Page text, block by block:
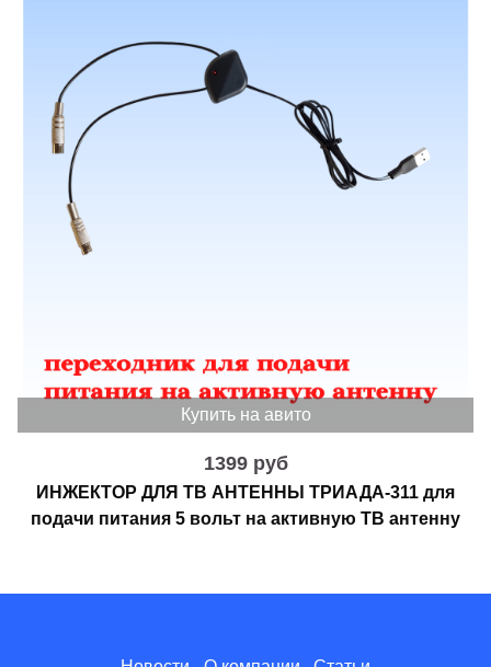
Купить на авито
1399 руб
ИНЖЕКТОР ДЛЯ ТВ АНТЕННЫ ТРИАДА-311 для
подачи питания 5 вольт на активную ТВ антенну